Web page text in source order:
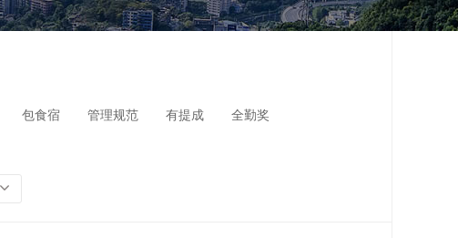
包食宿 管理规范 有提成 全勤奖